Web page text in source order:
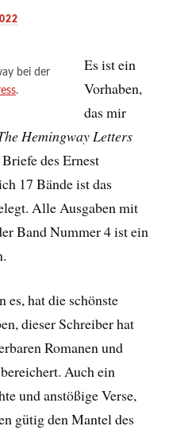
bei der
.
Es ist ein
Vorhaben,
das mir
Hemingway Letters
des Ernest
17 Bände ist das
Alle Ausgaben mit
Band Nummer 4 ist ein
es, hat die schönste
dieser Schreiber hat
Romanen und
Auch ein
und anstößige Verse,
gütig den Mantel des